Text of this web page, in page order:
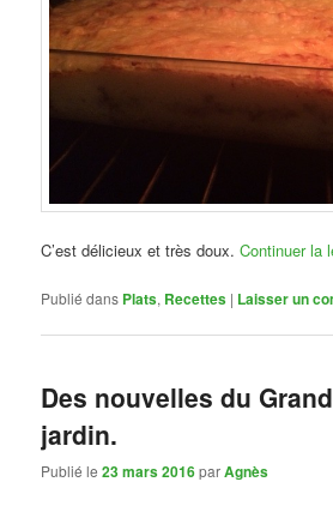
C’est délicieux et très doux.Continuer la
Publié dans Plats, Recettes | Laisser un
Des nouvelles du
jardin.
Publié le23 mars 2016parAgnès